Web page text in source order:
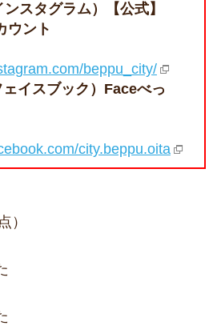
スタグラム）【公式】
ウント
beppu_city/
イスブック）Faceべっ
city.beppu.oita
）